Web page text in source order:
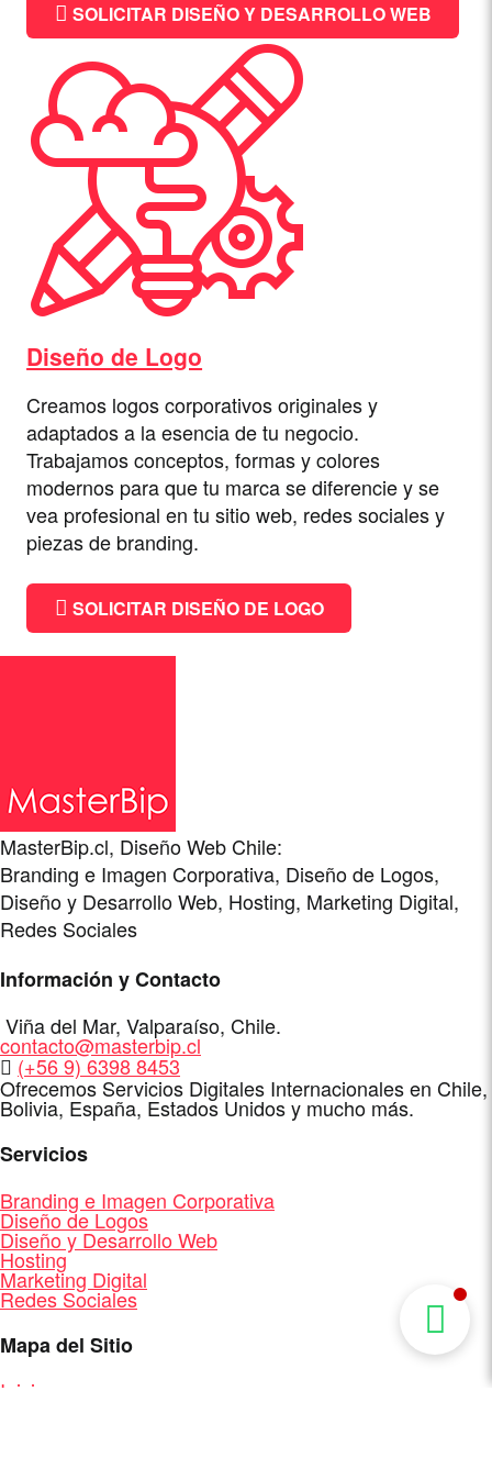
SOLICITAR DISEÑO Y DESARROLLO WEB
Diseño de Logo
Creamos logos corporativos originales y
adaptados a la esencia de tu negocio.
Trabajamos conceptos, formas y colores
modernos para que tu marca se diferencie y se
vea profesional en tu sitio web, redes sociales y
piezas de branding.
SOLICITAR DISEÑO DE LOGO
MasterBip.cl, Diseño Web Chile:
Branding e Imagen Corporativa, Diseño de Logos,
Diseño y Desarrollo Web, Hosting, Marketing Digital,
Redes Sociales
Información y Contacto
Dirección
Viña del Mar, Valparaíso, Chile.
E-
Mail
contacto@masterbip.cl
WhatsApp
(+56 9) 6398 8453
Ofrecemos Servicios Digitales Internacionales en Chile,
Bolivia, España, Estados Unidos y mucho más.
Servicios
Branding e Imagen Corporativa
Diseño de Logos
Diseño y Desarrollo Web
Hosting
Marketing Digital
Redes Sociales
Mapa del Sitio
Inicio